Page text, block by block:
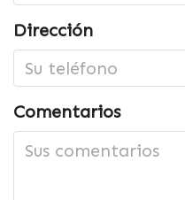
Dirección
Comentarios